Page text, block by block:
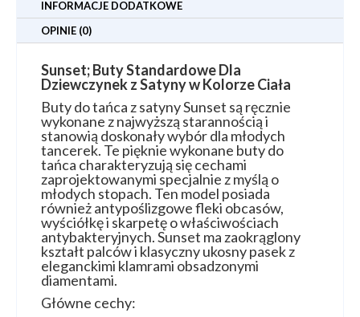
INFORMACJE DODATKOWE
OPINIE (0)
Sunset; Buty Standardowe Dla
Dziewczynek z Satyny w Kolorze Ciała
Buty do tańca z satyny Sunset są ręcznie
wykonane z najwyższą starannością i
stanowią doskonały wybór dla młodych
tancerek. Te pięknie wykonane buty do
tańca charakteryzują się cechami
zaprojektowanymi specjalnie z myślą o
młodych stopach. Ten model posiada
również antypoślizgowe fleki obcasów,
wyściółkę i skarpetę o właściwościach
antybakteryjnych. Sunset ma zaokrąglony
kształt palców i klasyczny ukosny pasek z
eleganckimi klamrami obsadzonymi
diamentami.
Główne cechy: